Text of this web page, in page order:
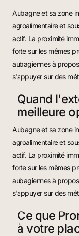
Aubagne et sa zone
agroalimentaire et
actif. La proximité
forte sur les mêmes
aubagiennes à
s'appuyer sur des
Quand
meilleure
Aubagne et sa zone
agroalimentaire et
actif. La proximité
forte sur les mêmes
aubagiennes à
s'appuyer sur des
Ce que
à votre